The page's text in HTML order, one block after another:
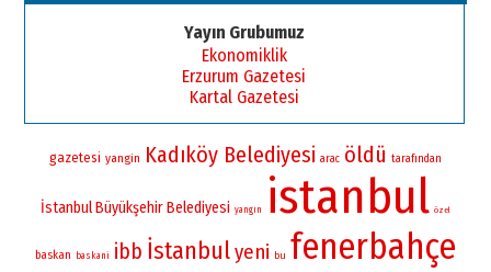
Yayın Grubumuz
Ekonomiklik
Erzurum Gazetesi
Kartal Gazetesi
gazetesi yangin Kadıköy Belediyesi arac öldü tarafından
İstanbul Büyükşehir Belediyesi yangın istanbul özel
baskan baskani ibb İstanbulyeni bu fenerbahçe